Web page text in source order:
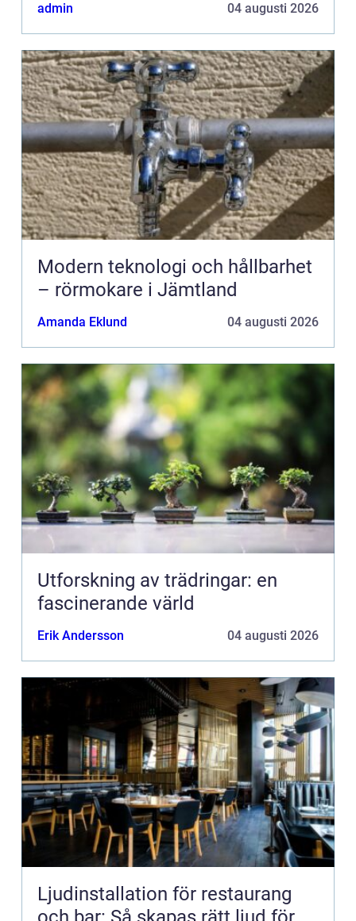
admin 04 augusti 2026
Modern teknologi och hållbarhet
– rörmokare i Jämtland
Amanda Eklund 04 augusti 2026
Utforskning av trädringar: en
fascinerande värld
Erik Andersson 04 augusti 2026
Ljudinstallation för restaurang